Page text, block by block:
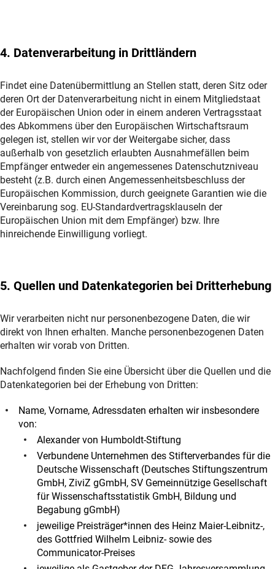
4. Datenverarbeitung in Drittländern
Findet eine Datenübermittlung an Stellen statt, deren Sitz oder
deren Ort der Datenverarbeitung nicht in einem Mitgliedstaat
der Europäischen Union oder in einem anderen Vertragsstaat
des Abkommens über den Europäischen Wirtschaftsraum
gelegen ist, stellen wir vor der Weitergabe sicher, dass
außerhalb von gesetzlich erlaubten Ausnahmefällen beim
Empfänger entweder ein angemessenes Datenschutzniveau
besteht (z.B. durch einen Angemessenheitsbeschluss der
Europäischen Kommission, durch geeignete Garantien wie die
Vereinbarung sog. EU-Standardvertragsklauseln der
Europäischen Union mit dem Empfänger) bzw. Ihre
hinreichende Einwilligung vorliegt.
5. Quellen und Datenkategorien bei Dritterhebung
Wir verarbeiten nicht nur personenbezogene Daten, die wir
direkt von Ihnen erhalten. Manche personenbezogenen Daten
erhalten wir vorab von Dritten.
Nachfolgend finden Sie eine Übersicht über die Quellen und die
Datenkategorien bei der Erhebung von Dritten:
Name, Vorname, Adressdaten erhalten wir insbesondere
von:
Alexander von Humboldt-Stiftung
Verbundene Unternehmen des Stifterverbandes für die
Deutsche Wissenschaft (Deutsches Stiftungszentrum
GmbH, ZiviZ gGmbH, SV Gemeinnützige Gesellschaft
für Wissenschaftsstatistik GmbH, Bildung und
Begabung gGmbH)
jeweilige Preisträger*innen des Heinz Maier-Leibnitz-,
des Gottfried Wilhelm Leibniz- sowie des
Communicator-Preises